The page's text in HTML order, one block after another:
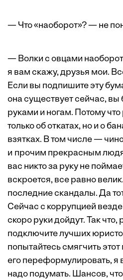
— Что «наоборот»? — не
— Волки с овцами
я вам скажу, друзья мои.
Если вы подпишите эту
она существует сейчас, вы
руками и ногам. Потому
только об откатах, но и о
взятках. В том числе —
и прочим прекрасным
вас никто за руку не
вскроется, все равно
последние скандалы. Да
Сейчас с коррупцией
скоро руки дойдут. Так что,
подключите лучших
попытайтесь смягчить этот
его переформулировать, я
надо подумать. Шансов,